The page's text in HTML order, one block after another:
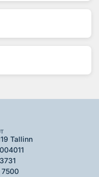
Tallinn
7500